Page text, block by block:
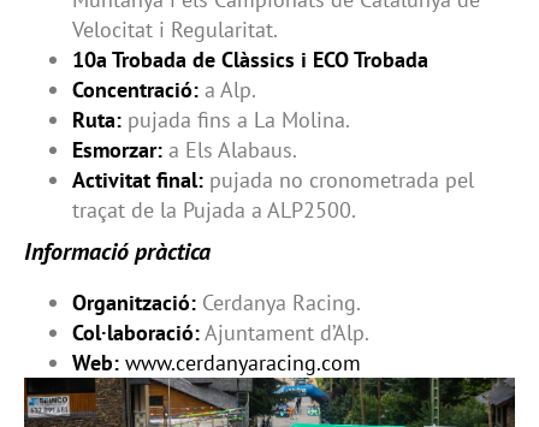
Velocitat i Regularitat.
10a Trobada de Clàssics i ECO Trobada
Concentració: a Alp.
Ruta: pujada fins a La Molina.
Esmorzar: a Els Alabaus.
Activitat final: pujada no cronometrada pel
traçat de la Pujada a ALP2500.
Informació pràctica
Organització: Cerdanya Racing.
Col·laboració:Ajuntament d’Alp.
Web: www.cerdanyaracing.com